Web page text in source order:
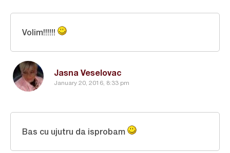
Jasna Veselovac
January 20, 2016, 8:33 pm
Volim!!!!!!
Bas cu ujutru da isprobam